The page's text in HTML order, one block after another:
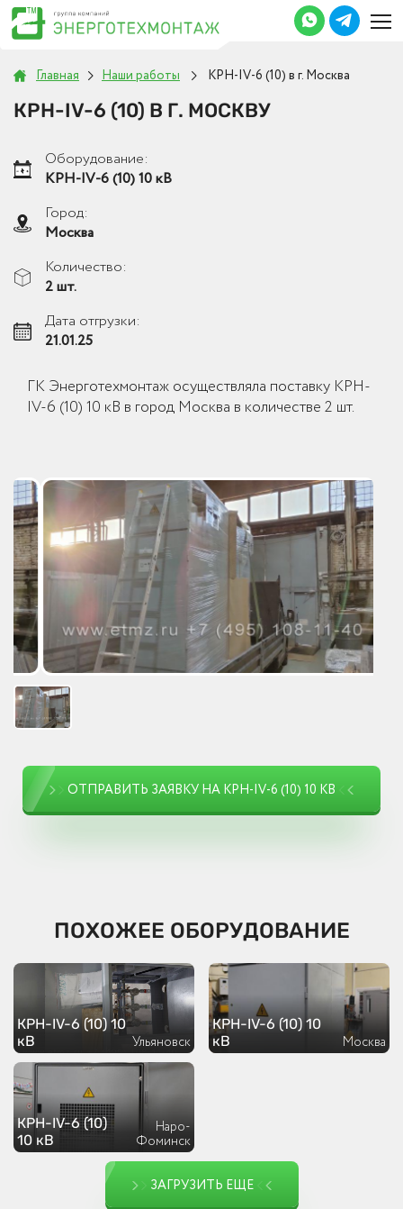
Главная Наши работы КРН-IV-6 (10) в г. Москва
КРН-IV-6 (10) В Г. МОСКВУ
Оборудование:
КРН-IV-6 (10) 10 кВ
Город:
Москва
Количество:
2 шт.
Дата отгрузки:
21.01.25
ГК Энерготехмонтаж осуществляла поставку КРН-
IV-6 (10) 10 кВ в город Москва в количестве 2 шт.
ОТПРАВИТЬ ЗАЯВКУ НА КРН-IV-6 (10) 10 КВ
ПОХОЖЕЕ ОБОРУДОВАНИЕ
КРН-IV-6 (10) 10
кВ
Ульяновск
КРН-IV-6 (10) 10
кВ
Москва
КРН-IV-6 (10)
10 кВ
Наро-
Фоминск
ЗАГРУЗИТЬ ЕЩЕ